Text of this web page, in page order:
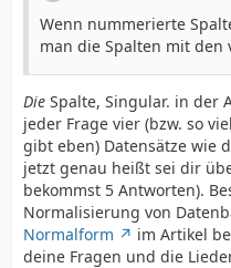
Wenn nummerierte
man die Spalten mit den
Die Spalte, Singular. in der
jeder Frage vier (bzw. so
gibt eben) Datensätze wie
jetzt genau heißt sei dir
bekommst 5 Antworten).
Normalisierung von
Normalform
im Artikel
deine Fragen und die